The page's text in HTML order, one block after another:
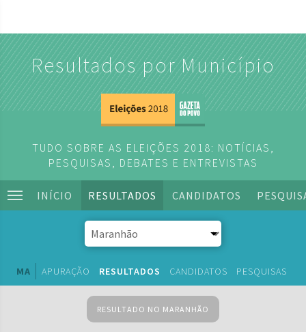
Resultados por Município
TUDO SOBRE AS ELEIÇÕES 2018: NOTÍCIAS,
PESQUISAS, DEBATES E ENTREVISTAS
INÍCIO RESULTADOS CANDIDATOS
MA APURAÇÃO RESULTADOS CANDIDATOS PESQUISAS
RESULTADO NO MARANHÃO